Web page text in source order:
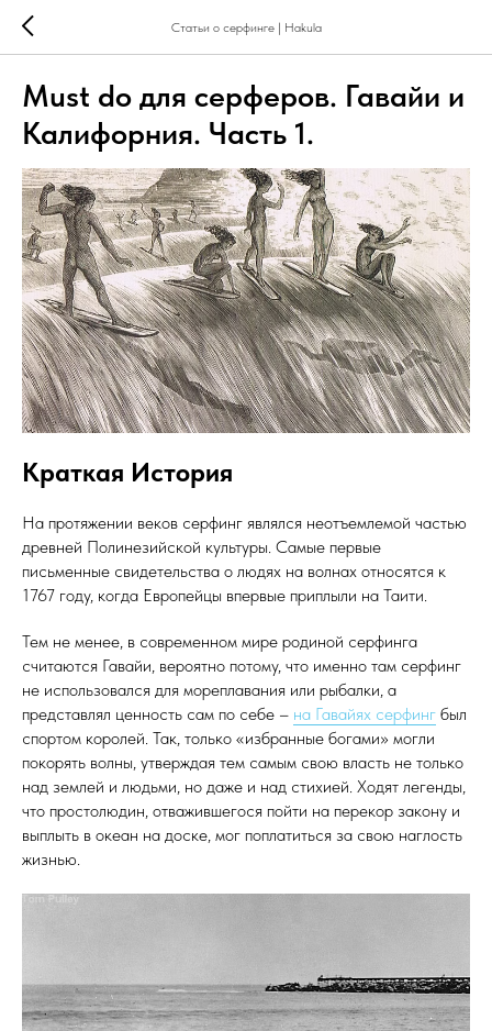
Статьи о серфинге | Hakula
Must do для серферов. Гавайи и
Калифорния. Часть 1.
Краткая История
На протяжении веков серфинг являлся неотъемлемой частью
древней Полинезийской культуры. Самые первые
письменные свидетельства о людях на волнах относятся к
1767 году, когда Европейцы впервые приплыли на Таити.
Тем не менее, в современном мире родиной серфинга
считаются Гавайи, вероятно потому, что именно там серфинг
не использовался для мореплавания или рыбалки, а
представлял ценность сам по себе – на Гавайях серфинг был
спортом королей. Так, только «избранные богами» могли
покорять волны, утверждая тем самым свою власть не только
над землей и людьми, но даже и над стихией. Ходят легенды,
что простолюдин, отважившегося пойти на перекор закону и
выплыть в океан на доске, мог поплатиться за свою наглость
жизнью.